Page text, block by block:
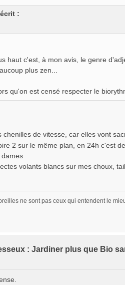
:
haut c'est, à mon avis, le genre
plus zen...
qu'on est censé respecter le
chenilles de vitesse, car elles vont
2 sur le même plan, en 24h c'est
volants blancs sur mes choux,
ne sont pas ceux qui entendent le
: Jardiner plus que Bio